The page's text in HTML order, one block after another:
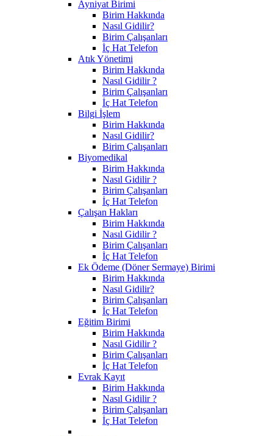
Ayniyat Birimi
Birim Hakkında
Nasıl Gidilir?
Birim Çalışanları
İç Hat Telefon
Atık Yönetimi
Birim Hakkında
Nasıl Gidilir ?
Birim Çalışanları
İç Hat Telefon
Bilgi İşlem
Birim Hakkında
Nasıl Gidilir?
Birim Çalışanları
Biyomedikal
Birim Hakkında
Nasıl Gidilir ?
Birim Çalışanları
İç Hat Telefon
Çalışan Hakları
Birim Hakkında
Nasıl Gidilir ?
Birim Çalışanları
İç Hat Telefon
Ek Ödeme (Döner Sermaye) Birimi
Birim Hakkında
Nasıl Gidilir?
Birim Çalışanları
İç Hat Telefon
Eğitim Birimi
Birim Hakkında
Nasıl Gidilir ?
Birim Çalışanları
İç Hat Telefon
Evrak Kayıt
Birim Hakkında
Nasıl Gidilir ?
Birim Çalışanları
İç Hat Telefon